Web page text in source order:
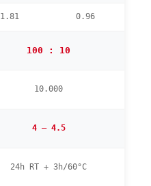
1.81 0.96
100 : 10
10.000
4 – 4.5
24h RT + 3h/60°C